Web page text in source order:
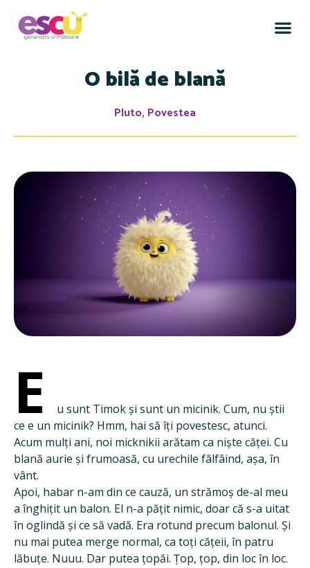
O bilă de blană
Pluto, Povestea
E
u sunt Timok și sunt un micinik. Cum, nu știi
ce e un micinik? Hmm, hai să îți povestesc, atunci.
Acum mulți ani, noi micknikii arătam ca niște căței. Cu
blană aurie și frumoasă, cu urechile fâlfâind, așa, în
vânt.
Apoi, habar n-am din ce cauză, un strămoș de-al meu
a înghițit un balon. El n-a pățit nimic, doar că s-a uitat
în oglindă și ce să vadă. Era rotund precum balonul. Și
nu mai putea merge normal, ca toți cățeii, în patru
lăbuțe. Nuuu. Dar putea țopăi. Țop, țop, din loc în loc.